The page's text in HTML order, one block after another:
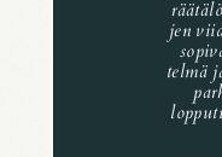
jen
telmä